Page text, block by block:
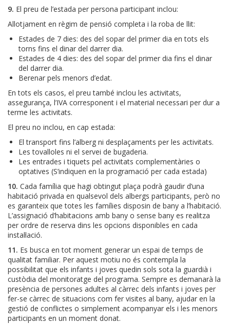
9. El preu de l’estada per persona participant inclou:
Allotjament en règim de pensió completa i la roba de llit:
Estades de 7 dies: des del sopar del primer dia en tots els
torns fins el dinar del darrer dia.
Estades de 4 dies: des del sopar del primer dia fins el dinar
del darrer dia.
Berenar pels menors d’edat.
En tots els casos, el preu també inclou les activitats,
assegurança, l’IVA corresponent i el material necessari per dur a
terme les activitats.
El preu no inclou, en cap estada:
El transport fins l’alberg ni desplaçaments per les activitats.
Les tovalloles ni el servei de bugaderia.
Les entrades i tiquets pel activitats complementàries o
optatives (S’indiquen en la programació per cada estada)
10. Cada família que hagi obtingut plaça podrà gaudir d’una
habitació privada en qualsevol dels albergs participants, però no
es garanteix que totes les famílies disposin de bany a l’habitació.
L’assignació d’habitacions amb bany o sense bany es realitza
per ordre de reserva dins les opcions disponibles en cada
instal·lació.
11. Es busca en tot moment generar un espai de temps de
qualitat familiar. Per aquest motiu no és contempla la
possibilitat que els infants i joves quedin sols sota la guardià i
custòdia del monitoratge del programa. Sempre es demanarà la
presència de persones adultes al càrrec dels infants i joves per
fer-se càrrec de situacions com fer visites al bany, ajudar en la
gestió de conflictes o simplement acompanyar els i les menors
participants en un moment donat.